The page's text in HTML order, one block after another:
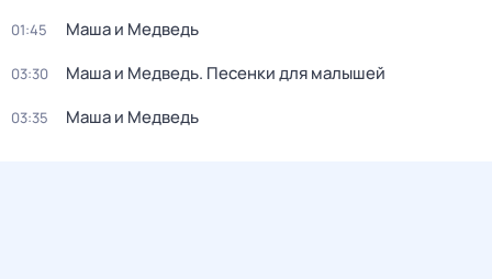
01:45 Маша и Медведь
03:30 Маша и Медведь. Песенки для малышей
03:35 Маша и Медведь